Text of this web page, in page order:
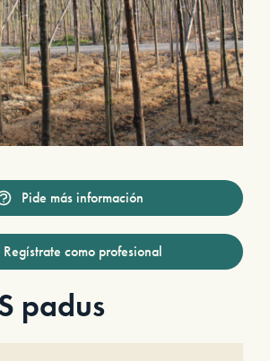
Pide más información
Regístrate como profesional
padus